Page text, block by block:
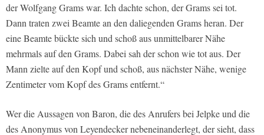
der Wolfgang Grams war. Ich dachte schon, der Grams sei tot.
Dann traten zwei Beamte an den daliegenden Grams heran. Der
eine Beamte bückte sich und schoß aus unmittelbarer Nähe
mehrmals auf den Grams. Dabei sah der schon wie tot aus. Der
Mann zielte auf den Kopf und schoß, aus nächster Nähe, wenige
Zentimeter vom Kopf des Grams entfernt.“
Wer die Aussagen von Baron, die des Anrufers bei Jelpke und die
des Anonymus von Leyendecker nebeneinanderlegt, der sieht, dass